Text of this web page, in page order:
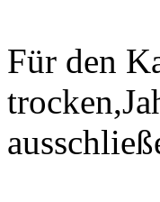
Für den